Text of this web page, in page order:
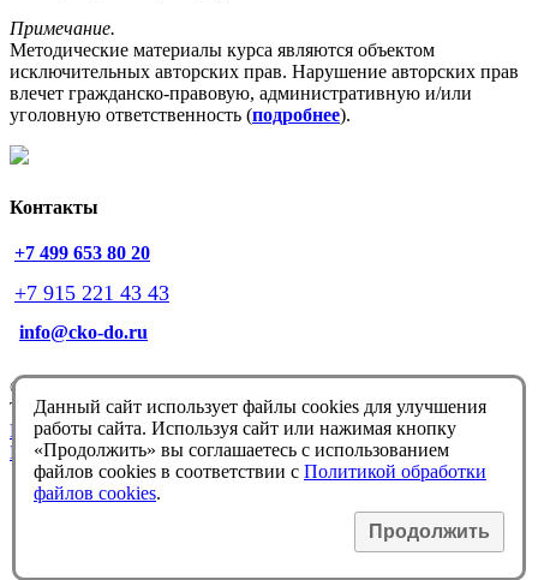
Примечание.
Методические материалы курса являются объектом
исключительных авторских прав. Нарушение авторских прав
влечет гражданско-правовую, административную и/или
уголовную ответственность (подробнее).
Контакты
+7 499 653 80 20
+7 915 221 43 43
info@cko-do.ru
© Немцова Т.И. 1998-2026
Техподдержка:info@cko-do.ru
Политика конфиденциальности
Политика обработки файлов cookies
Данный сайт использует файлы cookies для улучшения
работы сайта. Используя сайт или нажимая кнопку
«Продолжить» вы соглашаетесь с использованием
файлов cookies в соответствии с Политикой обработки
файлов cookies.
Продолжить